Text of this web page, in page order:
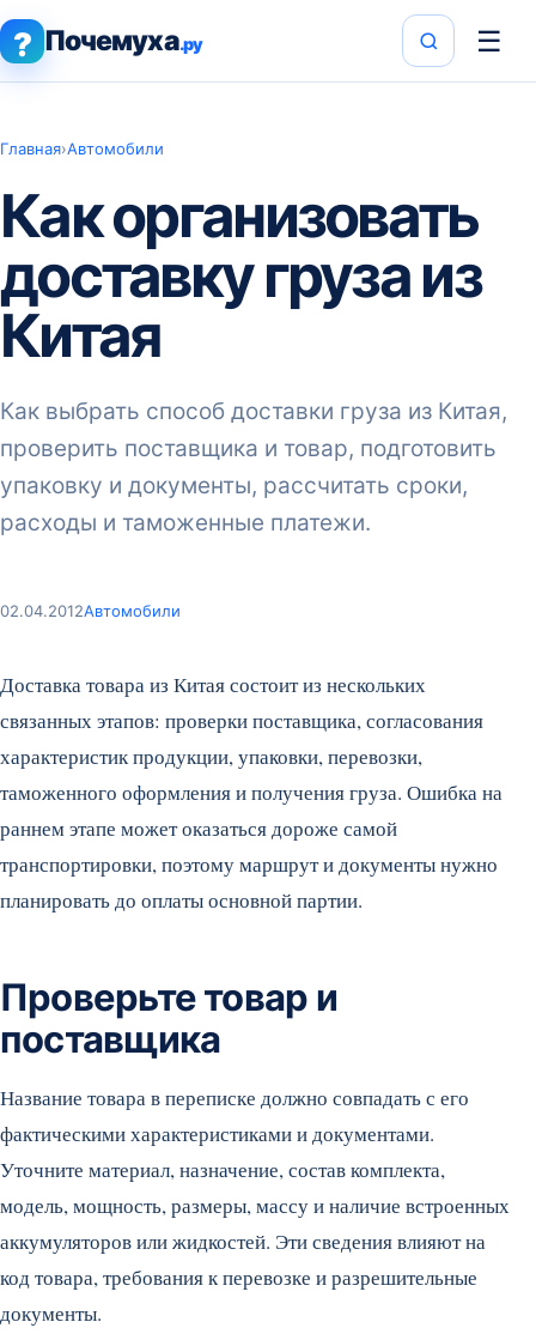
? Почемуха.ру ☰
Главная›Автомобили
Как организовать
доставку груза из
Китая
Как выбрать способ доставки груза из Китая,
проверить поставщика и товар, подготовить
упаковку и документы, рассчитать сроки,
расходы и таможенные платежи.
02.04.2012Автомобили
Доставка товара из Китая состоит из нескольких
связанных этапов: проверки поставщика, согласования
характеристик продукции, упаковки, перевозки,
таможенного оформления и получения груза. Ошибка на
раннем этапе может оказаться дороже самой
транспортировки, поэтому маршрут и документы нужно
планировать до оплаты основной партии.
Проверьте товар и
поставщика
Название товара в переписке должно совпадать с его
фактическими характеристиками и документами.
Уточните материал, назначение, состав комплекта,
модель, мощность, размеры, массу и наличие встроенных
аккумуляторов или жидкостей. Эти сведения влияют на
код товара, требования к перевозке и разрешительные
документы.